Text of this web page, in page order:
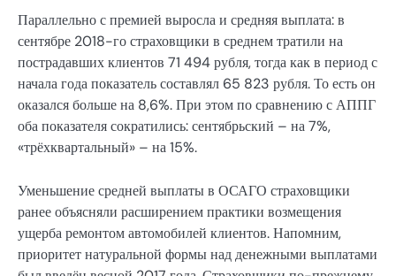
Параллельно с премией выросла и средняя выплата: в
сентябре 2018-го страховщики в среднем тратили на
пострадавших клиентов 71 494 рубля, тогда как в период с
начала года показатель составлял 65 823 рубля. То есть он
оказался больше на 8,6%. При этом по сравнению с АППГ
оба показателя сократились: сентябрьский – на 7%,
«трёхквартальный» – на 15%.
Уменьшение средней выплаты в ОСАГО страховщики
ранее объясняли расширением практики возмещения
ущерба ремонтом автомобилей клиентов. Напомним,
приоритет натуральной формы над денежными выплатами